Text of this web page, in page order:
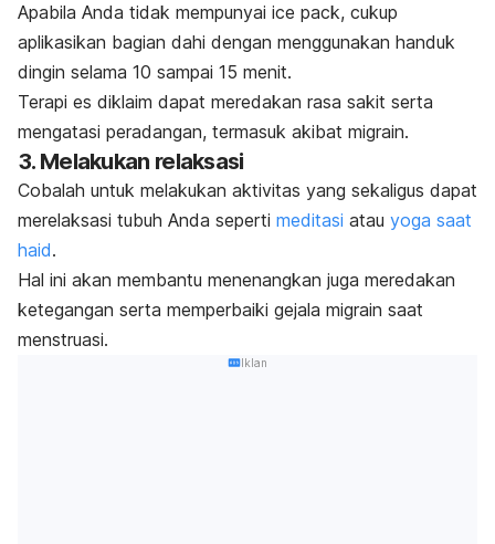
Apabila Anda tidak mempunyai ice pack, cukup
aplikasikan bagian dahi dengan menggunakan handuk
dingin selama 10 sampai 15 menit.
Terapi es diklaim dapat meredakan rasa sakit serta
mengatasi peradangan, termasuk akibat migrain.
3. Melakukan relaksasi
Cobalah untuk melakukan aktivitas yang sekaligus dapat
merelaksasi tubuh Anda seperti meditasi atau yoga saat
haid.
Hal ini akan membantu menenangkan juga meredakan
ketegangan serta memperbaiki gejala migrain saat
menstruasi.
Iklan